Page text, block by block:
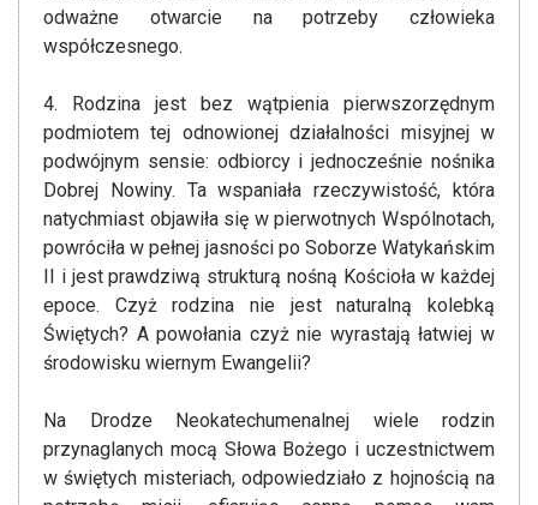
odważne otwarcie na potrzeby człowieka
współczesnego.
4. Rodzina jest bez wątpienia pierwszorzędnym
podmiotem tej odnowionej działalności misyjnej w
podwójnym sensie: odbiorcy i jednocześnie nośnika
Dobrej Nowiny. Ta wspaniała rzeczywistość, która
natychmiast objawiła się w pierwotnych Wspólnotach,
powróciła w pełnej jasności po Soborze Watykańskim
II i jest prawdziwą strukturą nośną Kościoła w każdej
epoce. Czyż rodzina nie jest naturalną kolebką
Świętych? A powołania czyż nie wyrastają łatwiej w
środowisku wiernym Ewangelii?
Na Drodze Neokatechumenalnej wiele rodzin
przynaglanych mocą Słowa Bożego i uczestnictwem
w świętych misteriach, odpowiedziało z hojnością na